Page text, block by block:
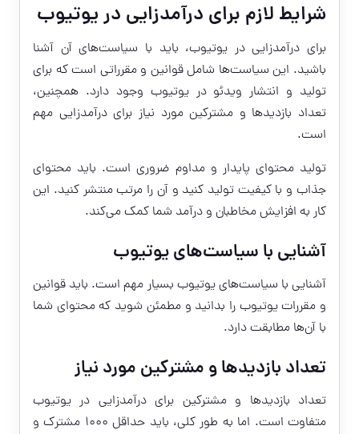
شرایط لازم برای درآمدزایی در یوتیوب
برای درآمدزایی در یوتیوب، باید با سیاست‌های آن آشنا
باشید. این سیاست‌ها شامل قوانین و مقرراتی است که برای
تولید و انتشار ویدئو در یوتیوب وجود دارد. همچنین،
تعداد بازدیدها و مشترکین مورد نیاز برای درآمدزایی مهم
است.
تولید محتوای پایدار و مداوم ضروری است. باید محتوای
جذاب و با کیفیت تولید کنید و آن را مرتب منتشر کنید. این
کار به افزایش مخاطبان و درآمد شما کمک می‌کند.
آشنایی با سیاست‌های یوتیوب
آشنایی با سیاست‌های یوتیوب بسیار مهم است. باید قوانین
و مقررات یوتیوب را بدانید و مطمئن شوید که محتوای شما
با آن‌ها مطابقت دارد.
تعداد بازدیدها و مشترکین مورد نیاز
تعداد بازدیدها و مشترکین برای درآمدزایی در یوتیوب
متفاوت است. اما به طور کلی، باید حداقل 1000 مشترک و